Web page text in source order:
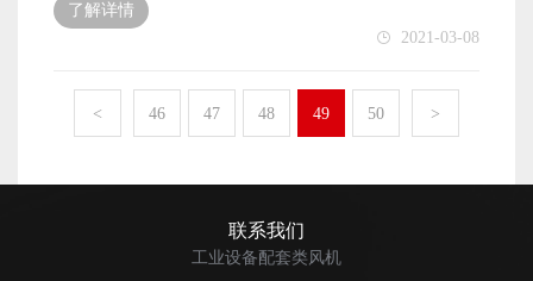
蒸发冷风机的性能想要优质，除了需要厂家做好原材料的
性能保障工作之外，还有便是需要厂家做好自身的生产技
利的地位，能够拥有更多被销售出去的机会。不过，厂家
想要做好风机的质量保障工作，也是有很多相关工作需要
量保障工作的关键介绍 厂家想要自身能够做好上虞风
机的质量保障工作，首先便是需要厂家做好风机原材料的
制作出来的风机设备也就有更大的概率拥有良好的质量
了。毕竟，原材料是在源头上影响产品质量的关键因素。
上虞风机的质量想要好，除了需要厂家做好原材料的
了解详情
2021-03-08
< 46 47 48 49 50 >
联系我们
工业设备配套类风机